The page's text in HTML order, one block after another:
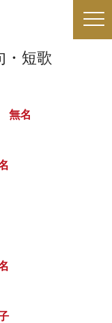
・短歌
無名